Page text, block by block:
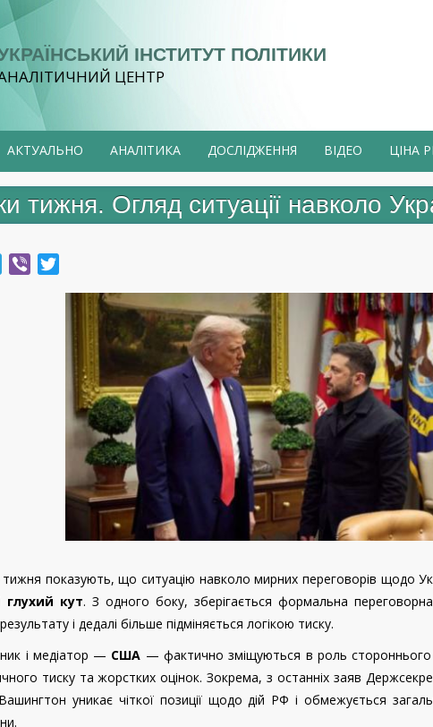
ІНСТИТУТ ПОЛІТИКИ
ЦЕНТР
АКТУАЛЬНО АНАЛІТИКА ДОСЛІДЖЕННЯ ВІДЕО ЦІНА
тижня. Огляд ситуації навколо
Telegram
Viber
тижня показують, що ситуацію навколо мирних переговорів щодо
глухий кут. З одного боку, зберігається формальна
і дедалі більше підміняється логікою тиску.
і медіатор — США — фактично зміщуються в роль стороннього
тиску та жорстких оцінок. Зокрема, з останніх заяв
уникає чіткої позиції щодо дій РФ і обмежується